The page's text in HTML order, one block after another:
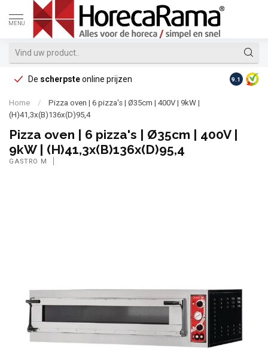
MENU
De scherpsteonline prijzen Op
9.1
Home /
Pizza oven | 6 pizza's | Ø35cm | 400V | 9kW |
(H)41,3x(B)136x(D)95,4
Pizza oven | 6 pizza's | Ø35cm | 400V |
9kW | (H)41,3x(B)136x(D)95,4
GASTRO M